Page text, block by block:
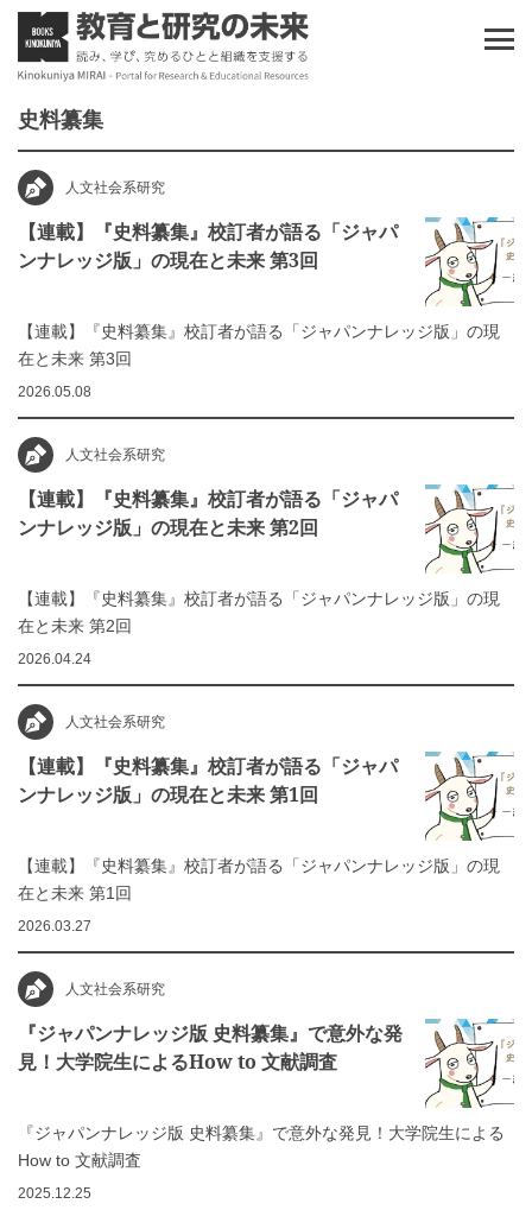
史料纂集
人文社会系研究
【連載】『史料纂集』校訂者が語る「ジャパ
ンナレッジ版」の現在と未来 第3回
【連載】『史料纂集』校訂者が語る「ジャパンナレッジ版」の現
在と未来 第3回
2026.05.08
人文社会系研究
【連載】『史料纂集』校訂者が語る「ジャパ
ンナレッジ版」の現在と未来 第2回
【連載】『史料纂集』校訂者が語る「ジャパンナレッジ版」の現
在と未来 第2回
2026.04.24
人文社会系研究
【連載】『史料纂集』校訂者が語る「ジャパ
ンナレッジ版」の現在と未来 第1回
【連載】『史料纂集』校訂者が語る「ジャパンナレッジ版」の現
在と未来 第1回
2026.03.27
人文社会系研究
『ジャパンナレッジ版 史料纂集』で意外な発
見！大学院生によるHow to 文献調査
『ジャパンナレッジ版 史料纂集』で意外な発見！大学院生による
How to 文献調査
2025.12.25